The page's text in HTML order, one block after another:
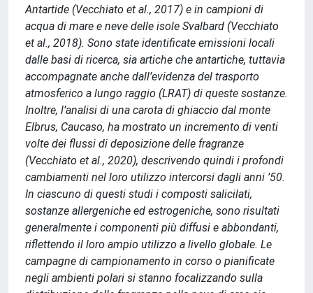
Antartide (Vecchiato et al., 2017) e in campioni di
acqua di mare e neve delle isole Svalbard (Vecchiato
et al., 2018). Sono state identificate emissioni locali
dalle basi di ricerca, sia artiche che antartiche, tuttavia
accompagnate anche dall’evidenza del trasporto
atmosferico a lungo raggio (LRAT) di queste sostanze.
Inoltre, l’analisi di una carota di ghiaccio dal monte
Elbrus, Caucaso, ha mostrato un incremento di venti
volte dei flussi di deposizione delle fragranze
(Vecchiato et al., 2020), descrivendo quindi i profondi
cambiamenti nel loro utilizzo intercorsi dagli anni ’50.
In ciascuno di questi studi i composti salicilati,
sostanze allergeniche ed estrogeniche, sono risultati
generalmente i componenti più diffusi e abbondanti,
riflettendo il loro ampio utilizzo a livello globale. Le
campagne di campionamento in corso o pianificate
negli ambienti polari si stanno focalizzando sulla